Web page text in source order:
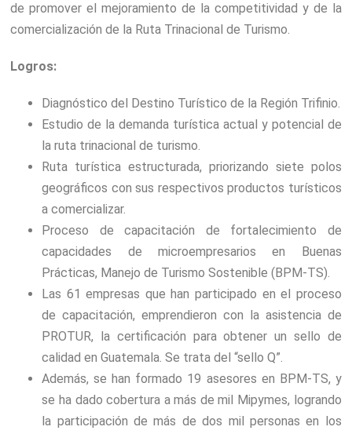
de promover el mejoramiento de la competitividad y de la
comercialización de la Ruta Trinacional de Turismo.
Logros:
Diagnóstico del Destino Turístico de la Región Trifinio.
Estudio de la demanda turística actual y potencial de
la ruta trinacional de turismo.
Ruta turística estructurada, priorizando siete polos
geográficos con sus respectivos productos turísticos
a comercializar.
Proceso de capacitación de fortalecimiento de
capacidades de microempresarios en Buenas
Prácticas, Manejo de Turismo Sostenible (BPM-TS).
Las 61 empresas que han participado en el proceso
de capacitación, emprendieron con la asistencia de
PROTUR, la certificación para obtener un sello de
calidad en Guatemala. Se trata del “sello Q”.
Además, se han formado 19 asesores en BPM-TS, y
se ha dado cobertura a más de mil Mipymes, logrando
la participación de más de dos mil personas en los